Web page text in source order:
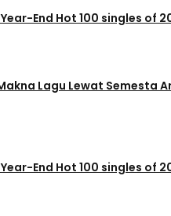
End Hot 100 singles of
Lagu Lewat Semesta
End Hot 100 singles of